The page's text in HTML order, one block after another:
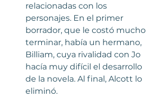
relacionadas con los
personajes. En el primer
borrador, que le costó mucho
terminar, había un hermano,
Billiam, cuya rivalidad con Jo
hacía muy difícil el desarrollo
de la novela. Al final, Alcott lo
eliminó.